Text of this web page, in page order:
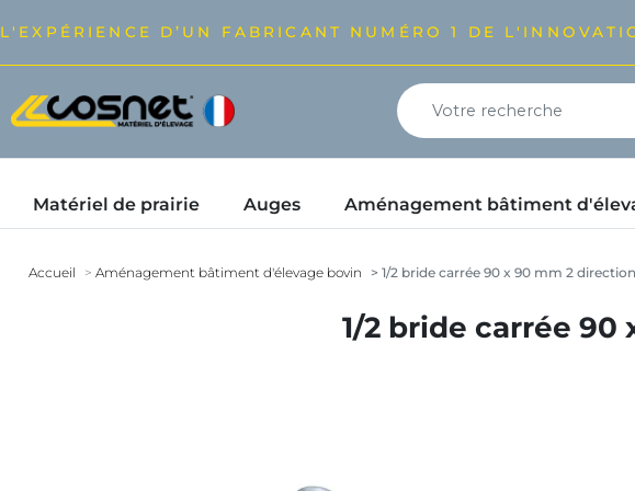
L'EXPÉRIENCE D’UN FABRICANT NUMÉRO 1 DE
Matériel de prairie Auges Aménagement bâtiment
Accueil Aménagement bâtiment d'élevage bovin 1/2 bride carrée 90 x 90 mm 2
1/2 bride carrée 90